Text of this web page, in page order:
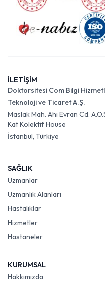
İLETİŞİM
Doktorsitesi Com Bilgi
Teknoloji ve Ticaret A.Ş.
Maslak Mah. Ahi Evran Cd.
Kat Kolektif House
İstanbul, Türkiye
SAĞLIK
Uzmanlar
Uzmanlık Alanları
Hastalıklar
Hizmetler
Hastaneler
KURUMSAL
Hakkımızda